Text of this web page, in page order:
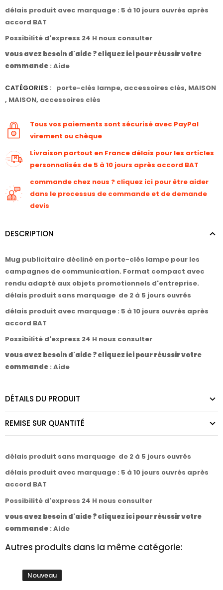
délais produit avec marquage : 5 à 10 jours ouvrés après
accord BAT
Possibilité d'express 24 H nous consulter
vous avez besoin d'aide ? cliquez ici pour réussir votre
commande : Aide
CATÉGORIES : porte-clés lampe, accessoires clés, MAISON
, MAISON, accessoires clés
Tous vos paiements sont sécurisé avec PayPal
virement ou chèque
Livraison partout en France délais pour les articles
personnalisés de 5 à 10 jours après accord BAT
commande chez nous ? cliquez ici pour être aider
dans le processus de commande et de demande
devis
DESCRIPTION
Mug publicitaire décliné en porte-clés lampe pour les
campagnes de communication. Format compact avec
rendu adapté aux objets promotionnels d'entreprise.
délais produit sans marquage de 2 à 5 jours ouvrés
délais produit avec marquage : 5 à 10 jours ouvrés après
accord BAT
Possibilité d'express 24 H nous consulter
vous avez besoin d'aide ? cliquez ici pour réussir votre
commande : Aide
DÉTAILS DU PRODUIT
REMISE SUR QUANTITÉ
délais produit sans marquage de 2 à 5 jours ouvrés
délais produit avec marquage : 5 à 10 jours ouvrés après
accord BAT
Possibilité d'express 24 H nous consulter
vous avez besoin d'aide ? cliquez ici pour réussir votre
commande : Aide
Autres produits dans la même catégorie:
Nouveau